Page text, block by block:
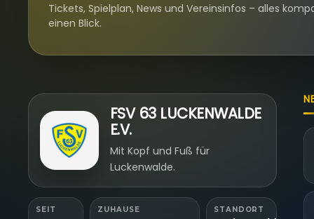
Tickets, Spielplan, News und Vereinsinfos – alles
einen Blick.
FSV 63 LUCKENWALDE
E.V.
Mit Kopf und Fuß für
Luckenwalde.
SEIT ZUHAUSE STANDORT